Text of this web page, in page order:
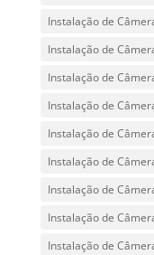
Instalação de
Instalação de
Instalação de
Instalação de
Instalação de
Instalação de
Instalação de
Instalação de
Instalação de